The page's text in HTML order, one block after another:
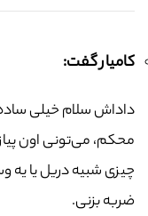
کامیار گفت:
داداش سلام خیلی
محکم، می‌تونی اون
چیزی شبیه دریل یا
ضربه بزنی.